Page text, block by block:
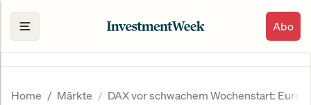
Abo
Home Märkte DAX vor schwachem Wochenstart: